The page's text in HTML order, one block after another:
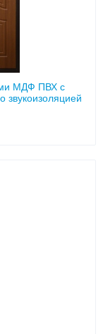
МДФ ПВХ с
звукоизоляцией